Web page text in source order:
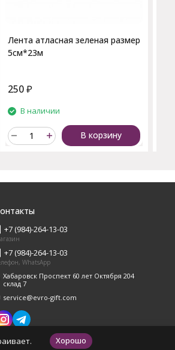
Лента атласная зеленая размер
5см*23м
250₽
В наличии
В корзину
+7 (984)-264-13-03
+7 (984)-264-13-03
WhatsApp
Хабаровск Проспект 60 лет Октября 204
склад 7
service@evro-gift.com
Хорошо